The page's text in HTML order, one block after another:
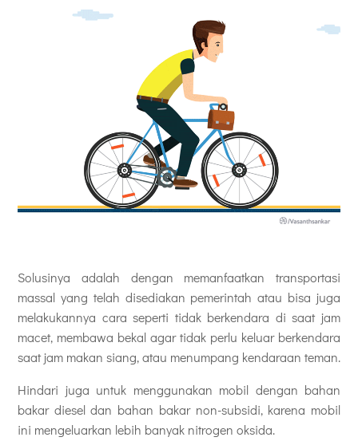
Solusinya adalah dengan memanfaatkan transportasi
massal yang telah disediakan pemerintah atau bisa juga
melakukannya cara seperti tidak berkendara di saat jam
macet, membawa bekal agar tidak perlu keluar berkendara
saat jam makan siang, atau menumpang kendaraan teman.
Hindari juga untuk menggunakan mobil dengan bahan
bakar diesel dan bahan bakar non-subsidi, karena mobil
ini mengeluarkan lebih banyak nitrogen oksida.